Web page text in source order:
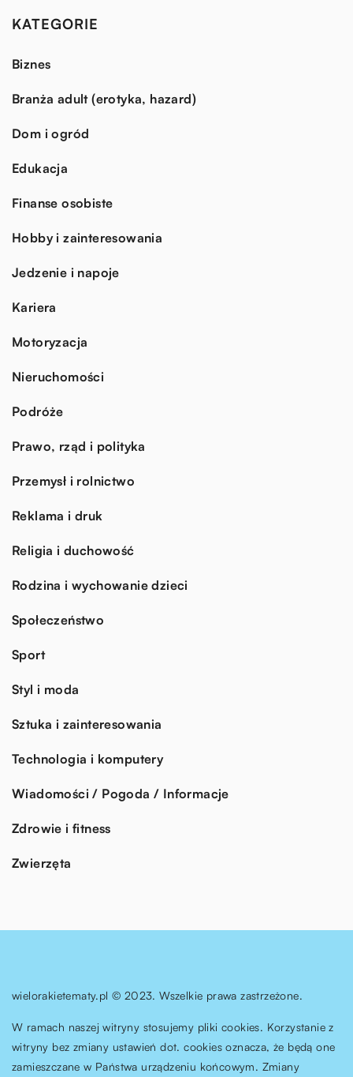
KATEGORIE
Biznes
Branża adult (erotyka, hazard)
Dom i ogród
Edukacja
Finanse osobiste
Hobby i zainteresowania
Jedzenie i napoje
Kariera
Motoryzacja
Nieruchomości
Podróże
Prawo, rząd i polityka
Przemysł i rolnictwo
Reklama i druk
Religia i duchowość
Rodzina i wychowanie dzieci
Społeczeństwo
Sport
Styl i moda
Sztuka i zainteresowania
Technologia i komputery
Wiadomości / Pogoda / Informacje
Zdrowie i fitness
Zwierzęta
wielorakietematy.pl © 2023. Wszelkie prawa zastrzeżone.
W ramach naszej witryny stosujemy pliki cookies. Korzystanie z
witryny bez zmiany ustawień dot. cookies oznacza, że będą one
zamieszczane w Państwa urządzeniu końcowym. Zmiany